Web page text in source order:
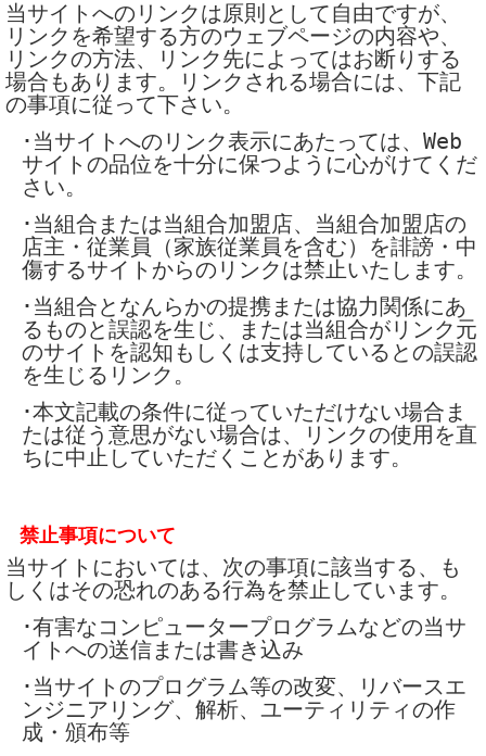
当サイトへのリンクは原則として自由ですが、
リンクを希望する方のウェブページの内容や、
リンクの方法、リンク先によってはお断りする
場合もあります。リンクされる場合には、下記
の事項に従って下さい。
･当サイトへのリンク表示にあたっては、Web
サイトの品位を十分に保つように心がけてくだ
さい。
･当組合または当組合加盟店、当組合加盟店の
店主・従業員（家族従業員を含む）を誹謗・中
傷するサイトからのリンクは禁止いたします。
･当組合となんらかの提携または協力関係にあ
るものと誤認を生じ、または当組合がリンク元
のサイトを認知もしくは支持しているとの誤認
を生じるリンク。
･本文記載の条件に従っていただけない場合ま
たは従う意思がない場合は、リンクの使用を直
ちに中止していただくことがあります。
禁止事項について
当サイトにおいては、次の事項に該当する、も
しくはその恐れのある行為を禁止しています。
･有害なコンピュータープログラムなどの当サ
イトへの送信または書き込み
･当サイトのプログラム等の改変、リバースエ
ンジニアリング、解析、ユーティリティの作
成・頒布等